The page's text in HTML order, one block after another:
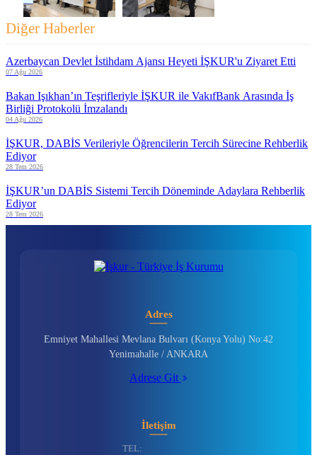
Diğer Haberler
Azerbaycan Devlet İstihdam Ajansı Heyeti İŞKUR'u Ziyaret Etti
07 Ağu 2026
Bakan Işıkhan’ın Teşrifleriyle İŞKUR ile VakıfBank Arasında İş
Birliği Protokolü İmzalandı
04 Ağu 2026
İŞKUR, DABİS Verileriyle Öğrencilerin Tercih Sürecine Rehberlik
Ediyor
28 Tem 2026
İŞKUR’un DABİS Sistemi Tercih Döneminde Adaylara Rehberlik
Ediyor
28 Tem 2026
Adres
Emniyet Mahallesi Mevlana Bulvarı (Konya Yolu) No:42
Yenimahalle / ANKARA
Adrese Git
İletişim
TEL: